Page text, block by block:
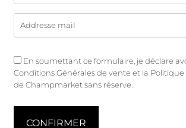
En soumettant ce formulaire, je déclare
Conditions Générales de vente et la
de Champmarket sans réserve.